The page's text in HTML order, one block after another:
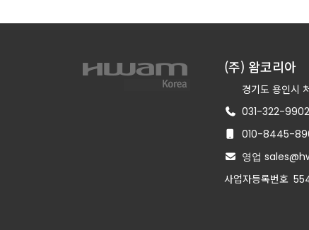
(주) 왐코리아
경기도 용인시
031-322-9902
010-8445-
영업
사업자등록번호